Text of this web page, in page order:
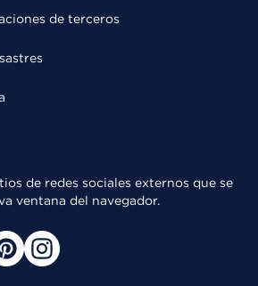
de terceros
de redes sociales externos que se
ventana del navegador.